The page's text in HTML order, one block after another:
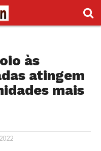
às
atingem
mais